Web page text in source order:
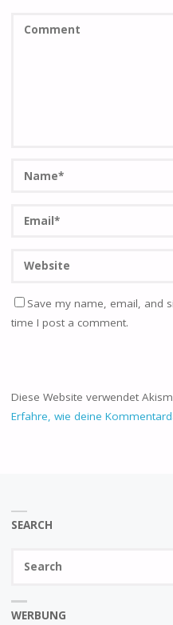
Save my name, email, and
time I post a comment.
Diese Website verwendet
Erfahre, wie deine
SEARCH
WERBUNG